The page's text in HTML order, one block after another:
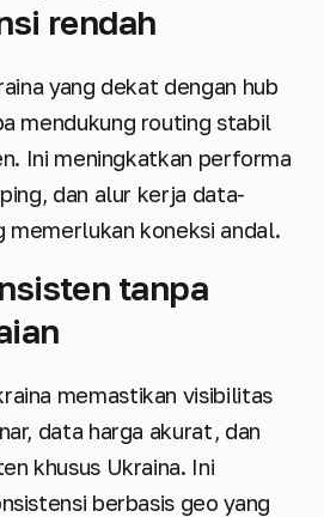
rendah
yang dekat dengan hub
mendukung routing stabil
Ini meningkatkan performa
dan alur kerja data-
memerlukan koneksi andal.
tanpa
memastikan visibilitas
data harga akurat, dan
khusus Ukraina. Ini
berbasis geo yang